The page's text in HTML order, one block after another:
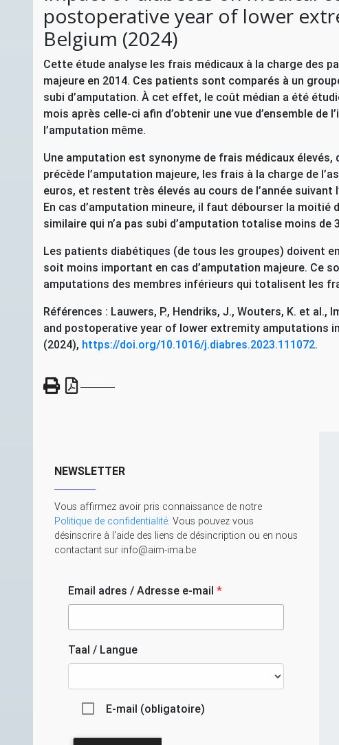
postoperative year of lower
Belgium (2024)
Cette étude analyse les frais médicaux à la charge des
majeure en 2014. Ces patients sont comparés à un
subi d’amputation. À cet effet, le coût médian a été
mois après celle-ci afin d’obtenir une vue d’ensemble de
l’amputation même.
Une amputation est synonyme de frais médicaux élevés,
précède l’amputation majeure, les frais à la charge de
euros, et restent très élevés au cours de l’année
En cas d’amputation mineure, il faut débourser la moitié
similaire qui n’a pas subi d’amputation totalise moins de
Les patients diabétiques (de tous les groupes) doivent
soit moins important en cas d’amputation majeure. Ce
amputations des membres inférieurs qui totalisent les
Références : Lauwers, P., Hendriks, J., Wouters, K. et
and postoperative year of lower extremity amputations
(2024), https://doi.org/10.1016/j.diabres.2023.111072.
NEWSLETTER
Vous affirmez avoir pris connaissance de notre
Politique de confidentialité. Vous pouvez vous
désinscrire à l'aide des liens de désincription ou en nous
contactant sur info@aim-ima.be
Email adres / Adresse e-mail *
Taal / Langue
E-mail (obligatoire)